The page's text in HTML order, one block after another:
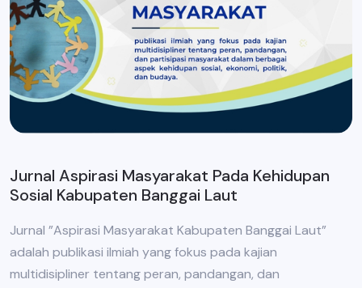
Jurnal Aspirasi Masyarakat Pada Kehidupan
Sosial Kabupaten Banggai Laut
Jurnal ”Aspirasi Masyarakat Kabupaten Banggai Laut”
adalah publikasi ilmiah yang fokus pada kajian
multidisipliner tentang peran, pandangan, dan